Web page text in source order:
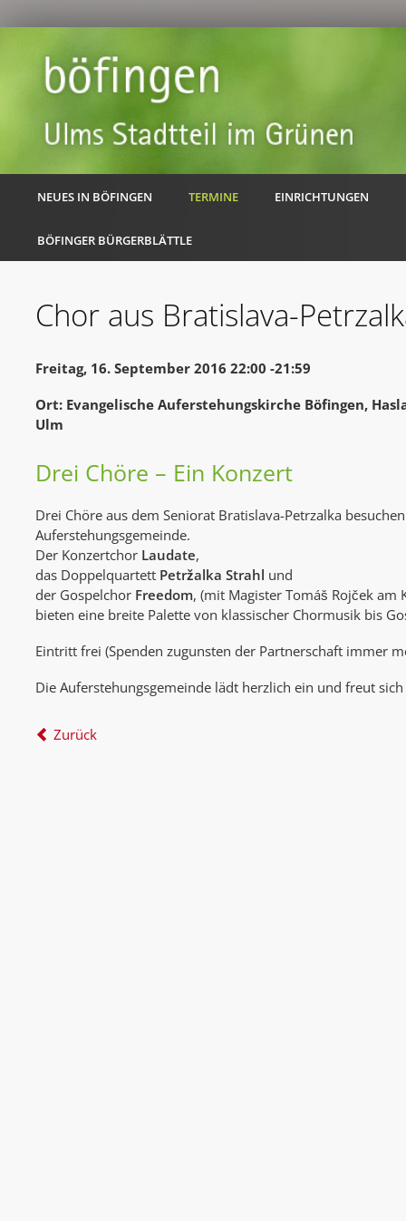
NEUES IN BÖFINGEN TERMINE EINRICHTUNGEN
BÖFINGER BÜRGERBLÄTTLE
Chor aus Bratislava-
Freitag, 16. September 2016 22:00 -21:59
Ort: Evangelische Auferstehungskirche Böfingen,
Ulm
Drei Chöre – Ein Konzert
Drei Chöre aus dem Seniorat Bratislava-Petrzalka
Auferstehungsgemeinde.
Der Konzertchor Laudate,
das Doppelquartett Petržalka Strahl und
der Gospelchor Freedom, (mit Magister Tomáš Rojček am
bieten eine breite Palette von klassischer Chormusik bis
Eintritt frei (Spenden zugunsten der Partnerschaft immer
Die Auferstehungsgemeinde lädt herzlich ein und freut
Zurück